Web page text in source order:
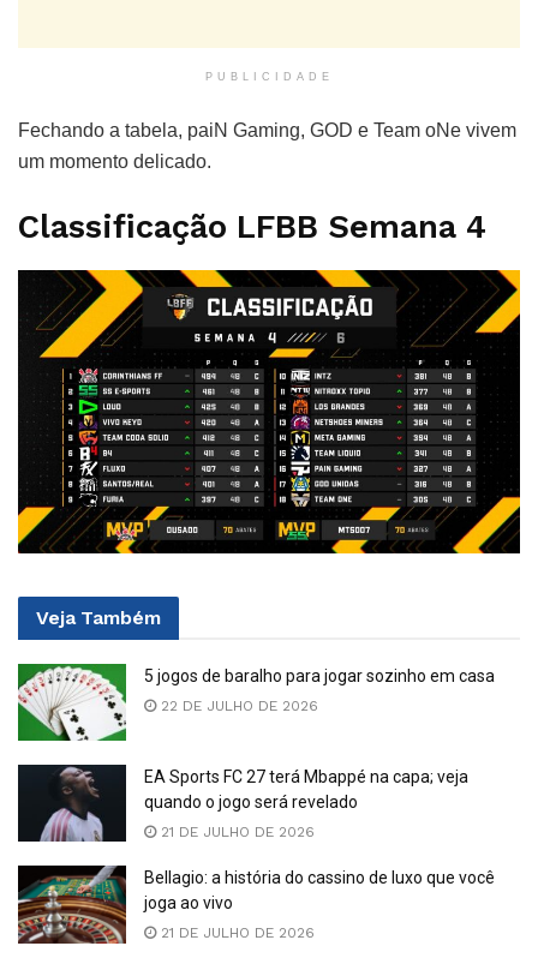
PUBLICIDADE
Fechando a tabela, paiN Gaming, GOD e Team oNe vivem
um momento delicado.
Classificação LFBB Semana 4
Veja Também
5 jogos de baralho para jogar sozinho em casa
22 DE JULHO DE 2026
EA Sports FC 27 terá Mbappé na capa; veja
quando o jogo será revelado
21 DE JULHO DE 2026
Bellagio: a história do cassino de luxo que você
joga ao vivo
21 DE JULHO DE 2026